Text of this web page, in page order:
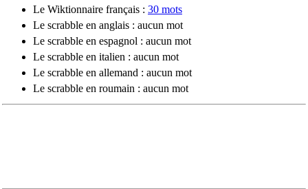
Le Wiktionnaire français : 30 mots
Le scrabble en anglais : aucun mot
Le scrabble en espagnol : aucun mot
Le scrabble en italien : aucun mot
Le scrabble en allemand : aucun mot
Le scrabble en roumain : aucun mot